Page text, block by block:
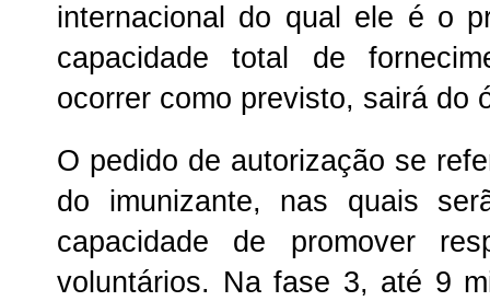
internacional do qual ele é o
capacidade total de
ocorrer como previsto, sairá do
O pedido de autorização se
do imunizante, nas quais
capacidade de promover
voluntários. Na fase 3, até 9